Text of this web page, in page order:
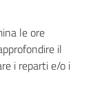
le ore
il
i reparti e/o i